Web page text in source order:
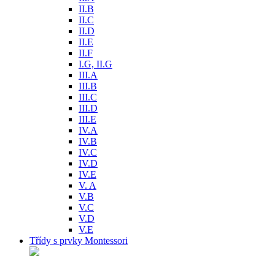
II.B
II.C
II.D
II.E
II.F
I.G, II.G
III.A
III.B
III.C
III.D
III.E
IV.A
IV.B
IV.C
IV.D
IV.E
V. A
V.B
V.C
V.D
V.E
Třídy s prvky Montessori